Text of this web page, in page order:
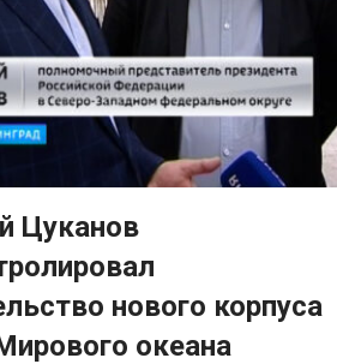
Цуканов
нового корпуса
океана